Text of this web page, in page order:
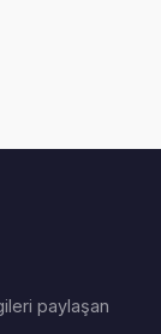
paylaşan